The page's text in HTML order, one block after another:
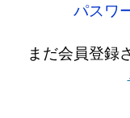
パスワ
まだ会員登録